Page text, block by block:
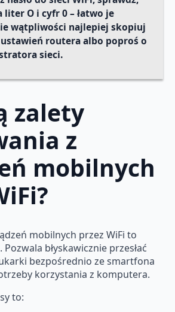
liter O i cyfr 0 – łatwo je
wątpliwości najlepiej skopiuj
ustawień routera albo poproś o
sieci.
zalety
z
mobilnych
mobilnych przez WiFi to
błyskawicznie przesłać
bezpośrednio ze smartfona
korzystania z komputera.
to: